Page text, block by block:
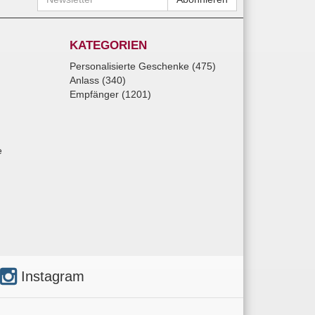
KATEGORIEN
Personalisierte Geschenke (475)
Anlass (340)
Empfänger (1201)
Instagram